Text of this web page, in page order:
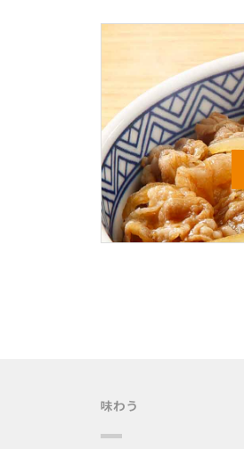
味わう